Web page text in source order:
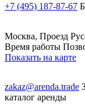
+7 (495) 187-87-67
Москва, Проезд
Время работы
Показать на карте
zakaz@arenda.trade
каталог аренды